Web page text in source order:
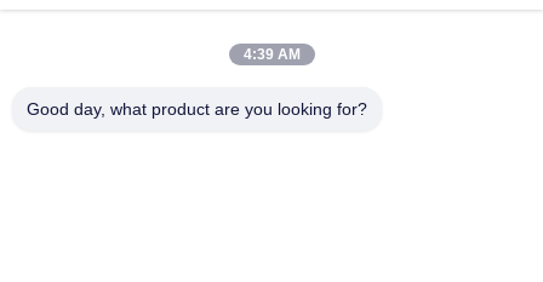
поглощения воды PEI 4
Белая глазурная плитка машина полный корпус
4:39 AM
Good day, what product are you looking for?